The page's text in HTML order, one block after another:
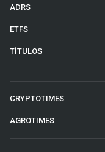
ADRS
ETFS
TÍTULOS
CRYPTOTIMES
AGROTIMES